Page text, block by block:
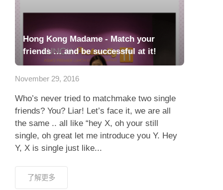
Hong Kong Madame - Match your
friends … and be successful at it!
November 29, 2016
Who’s never tried to matchmake two single
friends? You? Liar! Let’s face it, we are all
the same .. all like “hey X, oh your still
single, oh great let me introduce you Y. Hey
Y, X is single just like...
了解更多